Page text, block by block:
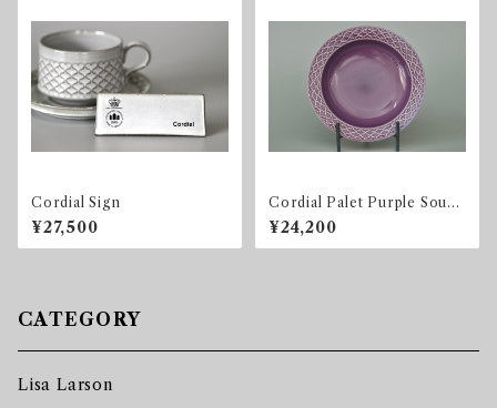
Cordial Sign
¥27,500
Cordial Palet Purple Soup
Bowl
¥24,200
CATEGORY
Lisa Larson